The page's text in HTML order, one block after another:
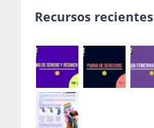
Recursos recientes